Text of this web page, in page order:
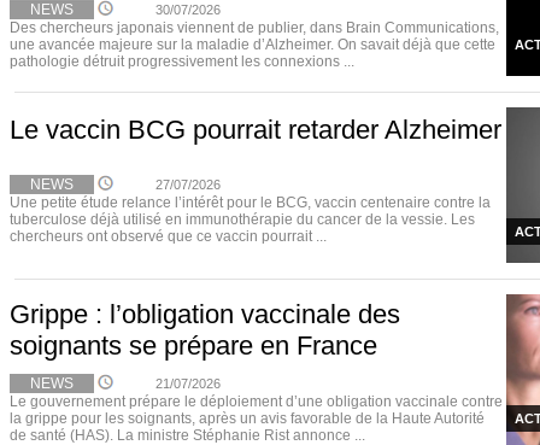
NEWS 30/07/2026
Des chercheurs japonais viennent de publier, dans Brain Communications,
une avancée majeure sur la maladie d’Alzheimer. On savait déjà que cette
pathologie détruit progressivement les connexions ...
Le vaccin BCG pourrait retarder Alzheimer
NEWS 27/07/2026
Une petite étude relance l’intérêt pour le BCG, vaccin centenaire contre la
tuberculose déjà utilisé en immunothérapie du cancer de la vessie. Les
chercheurs ont observé que ce vaccin pourrait ...
Grippe : l’obligation vaccinale des
soignants se prépare en France
NEWS 21/07/2026
Le gouvernement prépare le déploiement d’une obligation vaccinale contre
la grippe pour les soignants, après un avis favorable de la Haute Autorité
de santé (HAS). La ministre Stéphanie Rist annonce ...